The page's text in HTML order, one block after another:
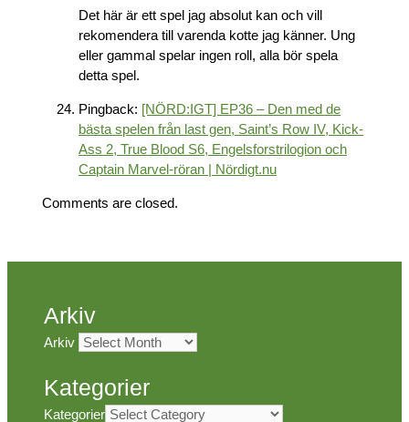
Det här är ett spel jag absolut kan och vill
rekomendera till varenda kotte jag känner. Ung
eller gammal spelar ingen roll, alla bör spela
detta spel.
Pingback: [NÖRD:IGT] EP36 – Den med de
bästa spelen från last gen, Saint’s Row IV, Kick-
Ass 2, True Blood S6, Engelsforstrilogion och
Captain Marvel-röran | Nördigt.nu
Comments are closed.
Arkiv
Arkiv
Kategorier
Kategorier